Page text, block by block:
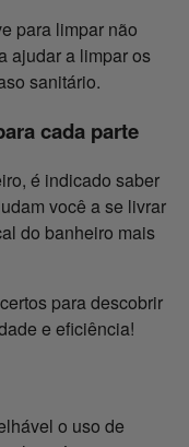
para limpar não
ajudar a limpar os
sanitário.
cada parte
é indicado saber
você a se livrar
do banheiro mais
para descobrir
e eficiência!
o uso de